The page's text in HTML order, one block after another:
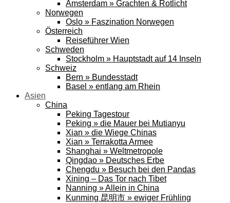
Amsterdam » Grachten & Rotlicht
Norwegen
Oslo » Faszination Norwegen
Österreich
Reiseführer Wien
Schweden
Stockholm » Hauptstadt auf 14 Inseln
Schweiz
Bern » Bundesstadt
Basel » entlang am Rhein
Asien
China
Peking Tagestour
Peking » die Mauer bei Mutianyu
Xian » die Wiege Chinas
Xian » Terrakotta Armee
Shanghai » Weltmetropole
Qingdao » Deutsches Erbe
Chengdu » Besuch bei den Pandas
Xining – Das Tor nach Tibet
Nanning » Allein in China
Kunming 昆明市 » ewiger Frühling